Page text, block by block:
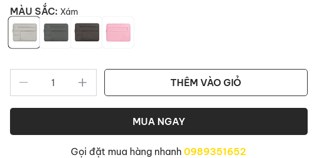
MÀU SẮC: Xám
THÊM VÀO GIỎ
MUA NGAY
Gọi đặt mua hàng nhanh0989351652